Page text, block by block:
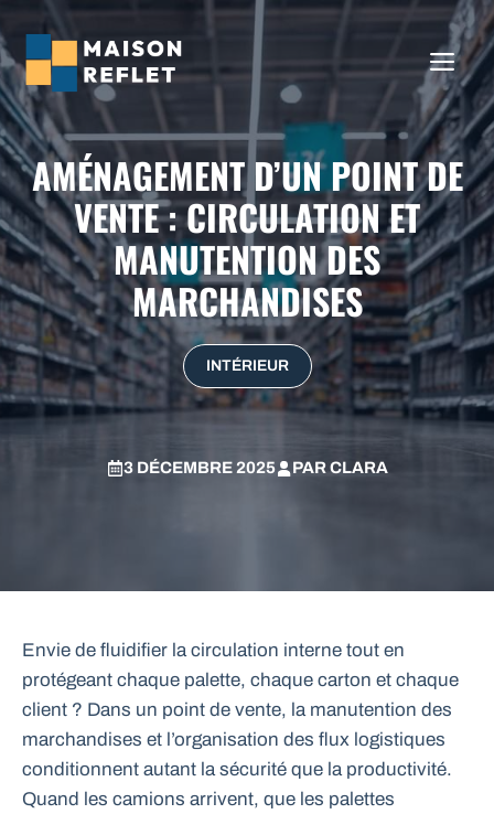
au
contenu
AMÉNAGEMENT D’UN POINT DE
VENTE : CIRCULATION ET
MANUTENTION DES
MARCHANDISES
INTÉRIEUR
3 DÉCEMBRE 2025 PARCLARA
Envie de fluidifier la circulation interne tout en
protégeant chaque palette, chaque carton et chaque
client ? Dans un point de vente, la manutention des
marchandises et l’organisation des flux logistiques
conditionnent autant la sécurité que la productivité.
Quand les camions arrivent, que les palettes